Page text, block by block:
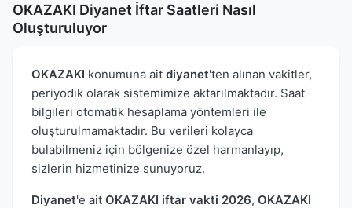
OKAZAKI Diyanet İftar Saatleri Nasıl
Oluşturuluyor
OKAZAKI konumuna ait diyanet'ten alınan vakitler,
periyodik olarak sistemimize aktarılmaktadır. Saat
bilgileri otomatik hesaplama yöntemleri ile
oluşturulmamaktadır. Bu verileri kolayca
bulabilmeniz için bölgenize özel harmanlayıp,
sizlerin hizmetinize sunuyoruz.
Diyanet'e ait OKAZAKI iftar vakti 2026, OKAZAKI